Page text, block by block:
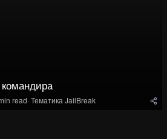
read Тематика JailBreak